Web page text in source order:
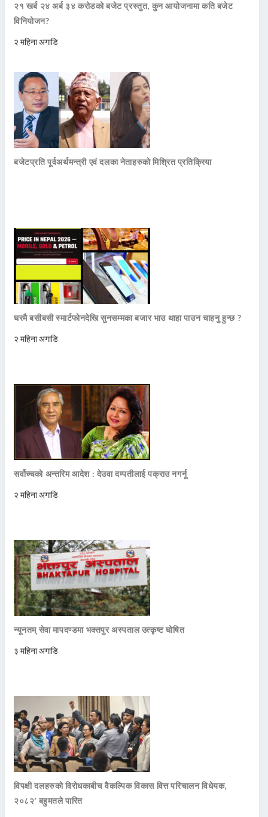
२१ खर्ब २४ अर्ब ३४ करोडको बजेट प्रस्तुत, कुन आयोजनामा कति बजेट
विनियोजन?
२ महिना अगाडि
बजेटप्रति पूर्वअर्थमन्त्री एवं दलका नेताहरुको मिश्रित प्रतिक्रिया
घरमै बसीबसी स्मार्टफोनदेखि सुनसम्मका बजार भाउ थाहा पाउन चाहनु हुन्छ ?
२ महिना अगाडि
सर्वोच्चको अन्तरिम आदेश : देउवा दम्पतीलाई पक्राउ नगर्नू
२ महिना अगाडि
न्यूनतम् सेवा मापदण्डमा भक्तपुर अस्पताल उत्कृष्ट घोषित
३ महिना अगाडि
विपक्षी दलहरुको विरोधकाबीच वैकल्पिक विकास वित्त परिचालन विधेयक,
२०८२’ बहुमतले पारित